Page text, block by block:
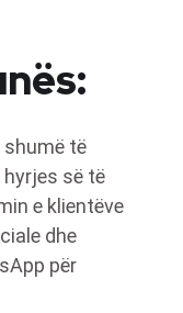
shumë të
së të
e klientëve
dhe
për